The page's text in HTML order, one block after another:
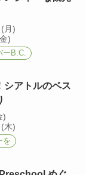
月)
)
ーB.C.
シアトルのベス
)
木)
を